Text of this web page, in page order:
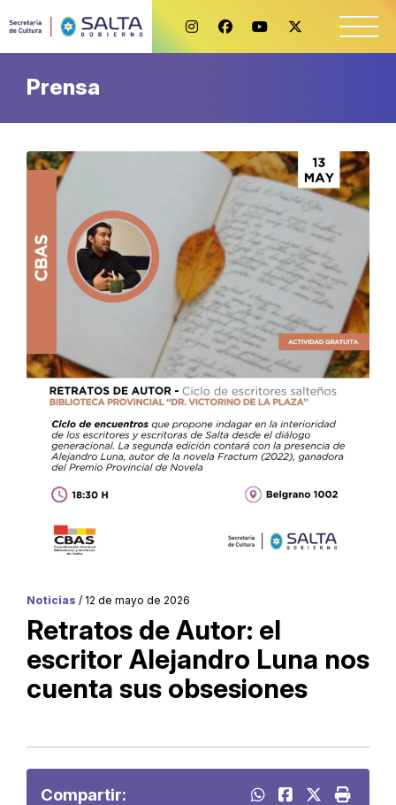
Prensa
Noticias / 12 de mayo de 2026
Retratos de Autor: el
escritor Alejandro Luna nos
cuenta sus obsesiones
Compartir: